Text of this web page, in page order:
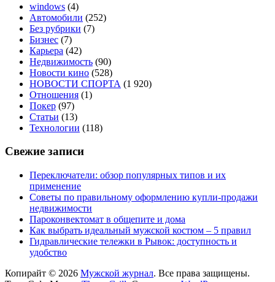
windows (4)
Автомобили (252)
Без рубрики (7)
Бизнес (7)
Карьера (42)
Недвижимость (90)
Новости кино (528)
НОВОСТИ СПОРТА (1 920)
Отношения (1)
Покер (97)
Статьи (13)
Технологии (118)
Свежие записи
Переключатели: обзор популярных типов и их
применение
Советы по правильному оформлению купли-продажи
недвижимости
Пароконвектомат в общепите и дома
Как выбрать идеальный мужской костюм – 5 правил
Гидравлические тележки в Рывок: доступность и
удобство
Копирайт © 2026 Мужской журнал. Все права защищены.